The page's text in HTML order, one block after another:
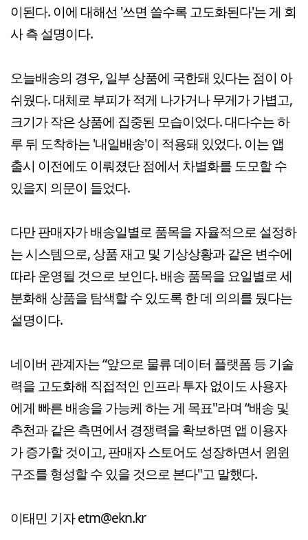
이된다. 이에 대해선 '쓰면 쓸수록 고도화된다'는 게 회
사 측 설명이다.
오늘배송의 경우, 일부 상품에 국한돼 있다는 점이 아
쉬웠다. 대체로 부피가 적게 나가거나 무게가 가볍고,
크기가 작은 상품에 집중된 모습이었다. 대다수는 하
루 뒤 도착하는 '내일배송'이 적용돼 있었다. 이는 앱
출시 이전에도 이뤄졌단 점에서 차별화를 도모할 수
있을지 의문이 들었다.
다만 판매자가 배송일별로 품목을 자율적으로 설정하
는 시스템으로, 상품 재고 및 기상상황과 같은 변수에
따라 운영될 것으로 보인다. 배송 품목을 요일별로 세
분화해 상품을 탐색할 수 있도록 한 데 의의를 뒀다는
설명이다.
네이버 관계자는 “앞으로 물류 데이터 플랫폼 등 기술
력을 고도화해 직접적인 인프라 투자 없이도 사용자
에게 빠른 배송을 가능케 하는 게 목표"라며 “배송 및
추천과 같은 측면에서 경쟁력을 확보하면 앱 이용자
가 증가할 것이고, 판매자 스토어도 성장하면서 윈윈
구조를 형성할 수 있을 것으로 본다"고 말했다.
이태민 기자 etm@ekn.kr